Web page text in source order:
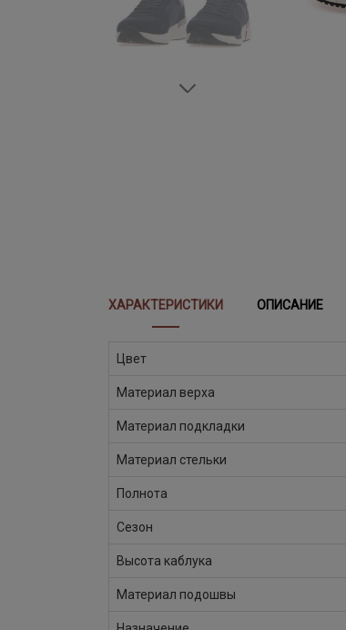
ХАРАКТЕРИСТИКИ ОПИСАНИЕ
Цвет
Материал верха
Материал подкладки
Материал стельки
Полнота
Сезон
Высота каблука
Материал подошвы